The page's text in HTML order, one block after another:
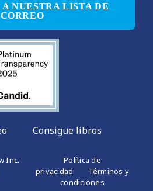
NUESTRA LISTA DE
CORREO
Consigue libros
Inc.
Política de
privacidad
Términos y
condiciones